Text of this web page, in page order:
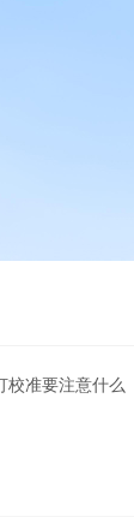
校准要注意什么